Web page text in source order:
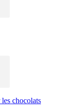
les chocolats